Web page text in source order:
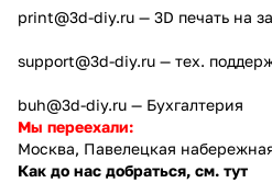
print@3d-diy.ru — 3D печать на
support@3d-diy.ru — тех.
buh@3d-diy.ru — Бухгалтерия
Мы переехали:
Москва, Павелецкая
Как до нас добраться, см. тут